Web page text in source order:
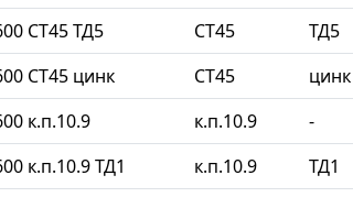
СТ45 ТД5 СТ45 ТД5
СТ45 цинк СТ45 цинк
к.п.10.9 к.п.10.9 -
к.п.10.9 ТД1 к.п.10.9 ТД1